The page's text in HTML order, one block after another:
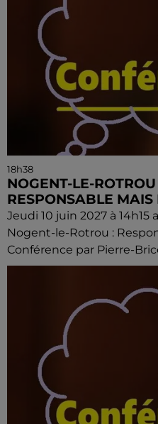
18h38
NOGENT-LE-
RESPONSABLE
Jeudi 10 juin 2027 à 14h15
Nogent-le-Rotrou :
Conférence par Pierre-